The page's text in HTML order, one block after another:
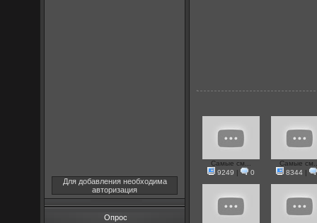
Для добавления необходима
авторизация
Опрос
Самые см...
9249 | 0
Самые
8344 |